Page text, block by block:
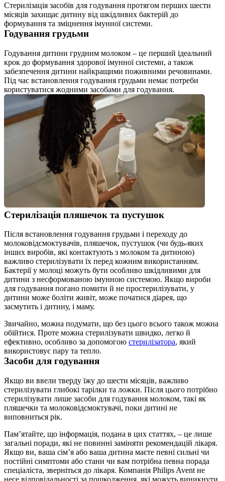
Стерилізація засобів для годування протягом перших шести
місяців захищає дитину від шкідливих бактерій до
формування та зміцнення імунної системи.
Годування грудьми
Годування дитини грудним молоком – це перший ідеальний
крок до формування здорової імунної системи, а також
забезпечення дитини найкращими поживними речовинами.
Під час встановлення годування грудьми немає потреби
користуватися жодними засобами для годування.
Стерилізація пляшечок та пустушок
Після встановлення годування грудьми і переходу до
молоковідсмоктувачів, пляшечок, пустушок (чи будь-яких
інших виробів, які контактують з молоком та дитиною)
важливо стерилізувати їх перед кожним використанням.
Бактерії у молоці можуть бути особливо шкідливими для
дитини з несформованою імунною системою. Якщо вироби
для годування погано помити й не простерилізувати, у
дитини може боліти живіт, може початися діарея, що
засмутить і дитину, і маму.
Звичайно, можна подумати, що без цього всього також можна
обійтися. Проте можна стерилізувати швидко, легко й
ефективно, особливо за допомогою стерилізатора, який
використовує пару та тепло.
Засоби для годування
Якщо ви ввели тверду їжу до шести місяців, важливо
стерилізувати глибокі тарілки та ложки. Після цього потрібно
стерилізувати лише засоби для годування молоком, такі як
пляшечки та молоковідсмоктувачі, поки дитині не
виповниться рік.
Пам’ятайте, що інформація, подана в цих статтях, – це лише
загальні поради, які не повинні заміняти рекомендацій лікаря.
Якщо ви, ваша сім’я або ваша дитина маєте певні сильні чи
постійні симптоми або стани чи вам потрібна певна порада
спеціаліста, зверніться до лікаря. Компанія Philips Avent не
несе відповідальності за пошкодження, які можуть виникнути